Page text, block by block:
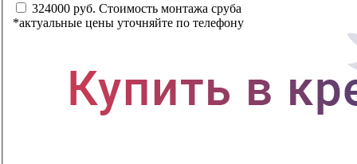
324000 руб. Стоимость монтажа сруба
*актуальные цены уточняйте по телефону